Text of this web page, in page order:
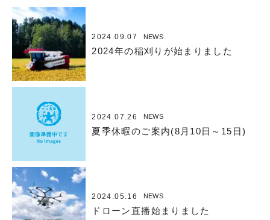
2024.09.07 NEWS
2024年の稲刈りが始まりました
2024.07.26 NEWS
夏季休暇のご案内(8月10日～15日)
2024.05.16 NEWS
ドローン直播始まりました